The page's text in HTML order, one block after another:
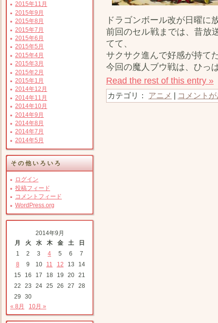
2015年11月
2015年9月
2015年8月
2015年7月
2015年6月
2015年5月
2015年4月
2015年3月
2015年2月
2015年1月
2014年12月
2014年11月
2014年10月
2014年9月
2014年8月
2014年7月
2014年5月
その他いろいろ
ログイン
投稿フィード
コメントフィード
WordPress.org
2014年9月
月
火 水 木 金 土
日
1
2 3 4 5 6
7
8
9 10 11 12 13
14
15
16 17 18 19 20
21
22
23 24 25 26 27
28
29
30
« 8月
10月 »
ドラゴンボール改が日曜に
前回のセル戦までは、昔放
てて、
サクサク進んで好感が持て
今回の魔人ブウ戦は、ひっ
Read the rest of this entry »
カテゴリ： アニメ | コメント